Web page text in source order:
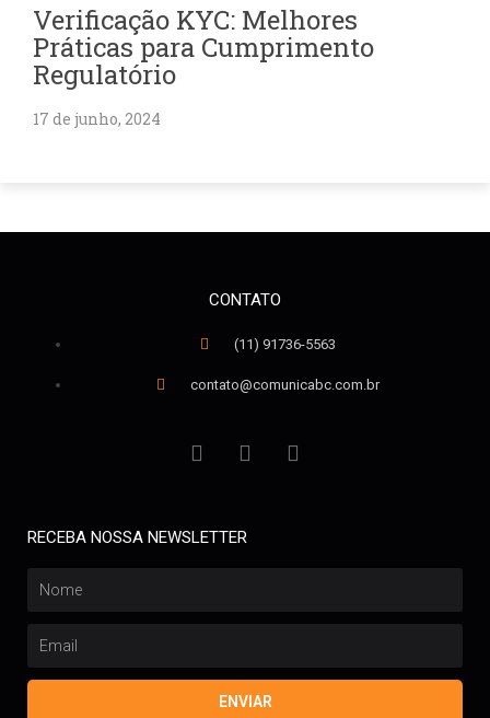
Verificação KYC: Melhores
Práticas para Cumprimento
Regulatório
17 de junho, 2024
CONTATO
(11) 91736-5563
contato@comunicabc.com.br
RECEBA NOSSA NEWSLETTER
ENVIAR